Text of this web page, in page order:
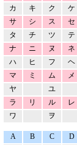
カ
キ ク ケ
サ
シ ス セ
タ
チ ツ テ
ナ
ニ ヌ ネ
ハ
ヒ フ ヘ
マ
ミ ム メ
ヤ
ユ
ラ
リ ル レ
ワ
ヲ
A B C D